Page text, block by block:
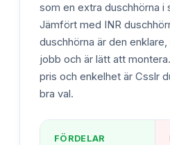
som en extra duschhörna i
Jämfört med INR
duschhörna är den
jobb och är lätt att
pris och enkelhet är Csslr
bra val.
FÖRDELAR